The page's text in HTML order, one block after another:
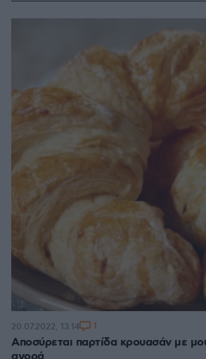
Αποσύρεται παρτίδα κρουασάν με
20.07.2022, 13:14 1